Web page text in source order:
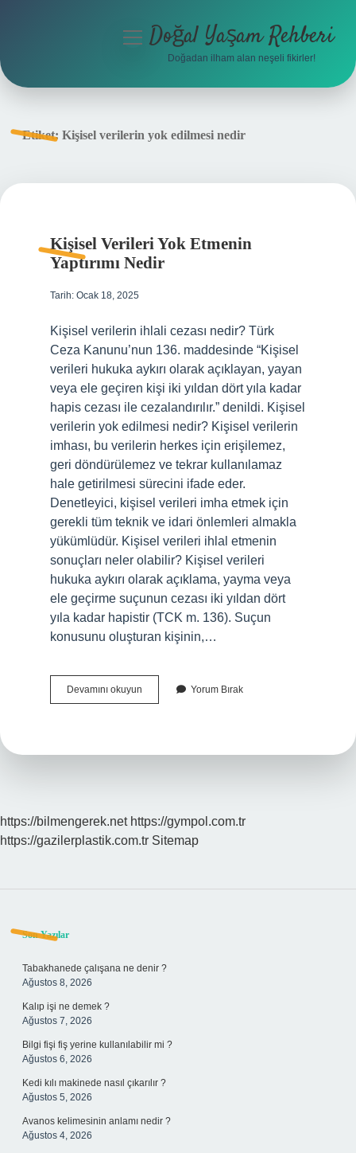
menüyüDoğal Yaşam Rehberi
Doğadan ilham alan neşeli fikirler!
Etiket: Kişisel verilerin yok edilmesi nedir
Kişisel Verileri Yok Etmenin
Yaptırımı Nedir
Tarih: Ocak 18, 2025
Kişisel verilerin ihlali cezası nedir? Türk
Ceza Kanunu’nun 136. maddesinde “Kişisel
verileri hukuka aykırı olarak açıklayan, yayan
veya ele geçiren kişi iki yıldan dört yıla kadar
hapis cezası ile cezalandırılır.” denildi. Kişisel
verilerin yok edilmesi nedir? Kişisel verilerin
imhası, bu verilerin herkes için erişilemez,
geri döndürülemez ve tekrar kullanılamaz
hale getirilmesi sürecini ifade eder.
Denetleyici, kişisel verileri imha etmek için
gerekli tüm teknik ve idari önlemleri almakla
yükümlüdür. Kişisel verileri ihlal etmenin
sonuçları neler olabilir? Kişisel verileri
hukuka aykırı olarak açıklama, yayma veya
ele geçirme suçunun cezası iki yıldan dört
yıla kadar hapistir (TCK m. 136). Suçun
konusunu oluşturan kişinin,…
Devamını okuyun
Verileri
Yorum Bırak
https://bilmengerek.net https://gympol.com.tr
https://gazilerplastik.com.tr Sitemap
Sidebar
Son Yazılar
Tabakhanede çalışana ne denir ?
Ağustos 8, 2026
Kalıp işi ne demek ?
Ağustos 7, 2026
Bilgi fişi fiş yerine kullanılabilir mi ?
Ağustos 6, 2026
Kedi kılı makinede nasıl çıkarılır ?
Ağustos 5, 2026
Avanos kelimesinin anlamı nedir ?
Ağustos 4, 2026